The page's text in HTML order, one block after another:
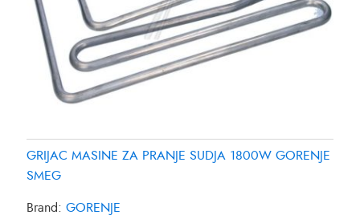
GRIJAC MASINE ZA PRANJE SUDJA 1800W GORENJE
SMEG
Brand: GORENJE